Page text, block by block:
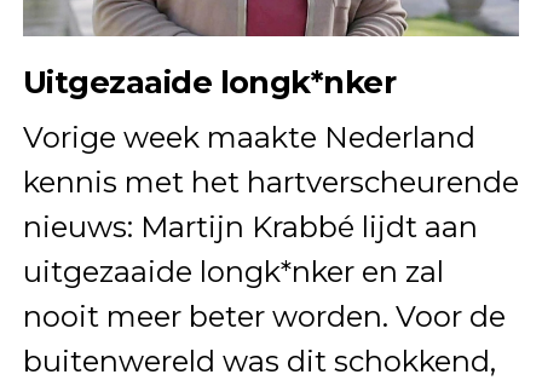
Uitgezaaide longk*nker
Vorige week maakte Nederland
kennis met het hartverscheurende
nieuws: Martijn Krabbé lijdt aan
uitgezaaide longk*nker en zal
nooit meer beter worden. Voor de
buitenwereld was dit schokkend,